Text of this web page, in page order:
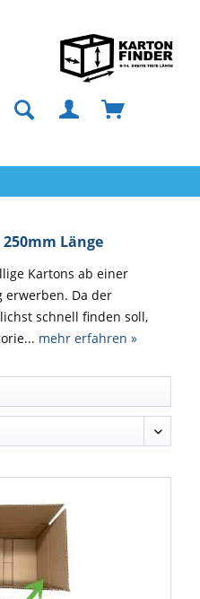
Länge
Kartons ab einer
erwerben. Da der
schnell finden soll,
mehr erfahren »